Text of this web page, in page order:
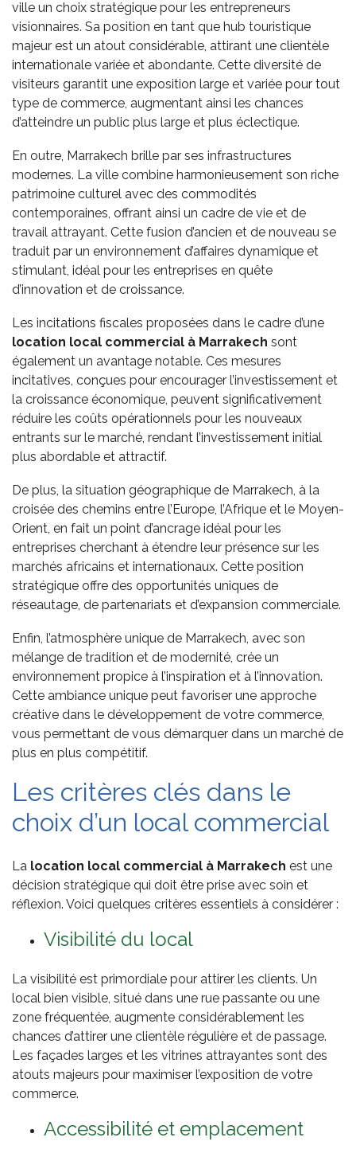
ville un choix stratégique pour les entrepreneurs
visionnaires. Sa position en tant que hub touristique
majeur est un atout considérable, attirant une clientèle
internationale variée et abondante. Cette diversité de
visiteurs garantit une exposition large et variée pour tout
type de commerce, augmentant ainsi les chances
d’atteindre un public plus large et plus éclectique.
En outre, Marrakech brille par ses infrastructures
modernes. La ville combine harmonieusement son riche
patrimoine culturel avec des commodités
contemporaines, offrant ainsi un cadre de vie et de
travail attrayant. Cette fusion d’ancien et de nouveau se
traduit par un environnement d’affaires dynamique et
stimulant, idéal pour les entreprises en quête
d’innovation et de croissance.
Les incitations fiscales proposées dans le cadre d’une
location local commercial à Marrakech sont
également un avantage notable. Ces mesures
incitatives, conçues pour encourager l’investissement et
la croissance économique, peuvent significativement
réduire les coûts opérationnels pour les nouveaux
entrants sur le marché, rendant l’investissement initial
plus abordable et attractif.
De plus, la situation géographique de Marrakech, à la
croisée des chemins entre l’Europe, l’Afrique et le Moyen-
Orient, en fait un point d’ancrage idéal pour les
entreprises cherchant à étendre leur présence sur les
marchés africains et internationaux. Cette position
stratégique offre des opportunités uniques de
réseautage, de partenariats et d’expansion commerciale.
Enfin, l’atmosphère unique de Marrakech, avec son
mélange de tradition et de modernité, crée un
environnement propice à l’inspiration et à l’innovation.
Cette ambiance unique peut favoriser une approche
créative dans le développement de votre commerce,
vous permettant de vous démarquer dans un marché de
plus en plus compétitif.
Les critères clés dans le
choix d’un local commercial
La location local commercial à Marrakech est une
décision stratégique qui doit être prise avec soin et
réflexion. Voici quelques critères essentiels à considérer :
Visibilité du local
La visibilité est primordiale pour attirer les clients. Un
local bien visible, situé dans une rue passante ou une
zone fréquentée, augmente considérablement les
chances d’attirer une clientèle régulière et de passage.
Les façades larges et les vitrines attrayantes sont des
atouts majeurs pour maximiser l’exposition de votre
commerce.
Accessibilité et emplacement